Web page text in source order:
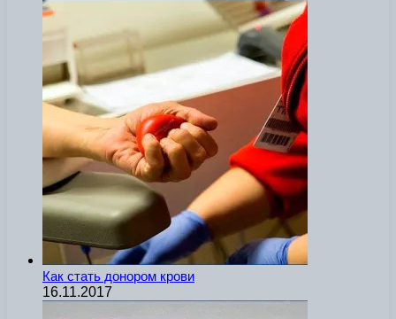
Как стать донором крови
16.11.2017